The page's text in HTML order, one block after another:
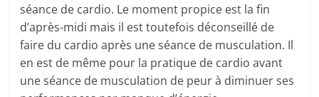
séance de cardio. Le moment propice est la fin
d’après-midi mais il est toutefois déconseillé de
faire du cardio après une séance de musculation. Il
en est de même pour la pratique de cardio avant
une séance de musculation de peur à diminuer ses